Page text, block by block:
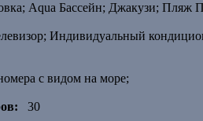
Aqua Бассейн; Джакузи; Пляж
Индивидуальный
с видом на море;
30